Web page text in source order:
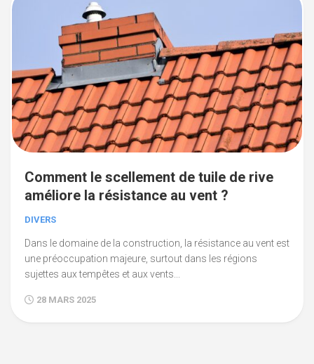
Comment le scellement de tuile de rive
améliore la résistance au vent ?
DIVERS
Dans le domaine de la construction, la résistance au vent est
une préoccupation majeure, surtout dans les régions
sujettes aux tempêtes et aux vents...
28 MARS 2025